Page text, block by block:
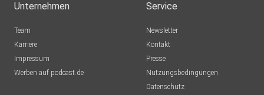
Unternehmen
Team
Karriere
Impressum
Werben auf podcast.de
Service
Newsletter
Kontakt
Presse
Nutzungsbedingungen
Datenschutz